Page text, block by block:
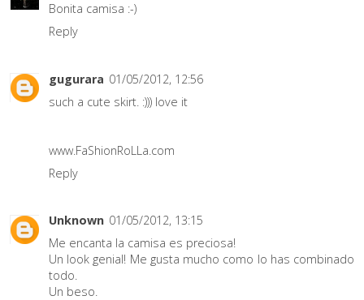
Bonita camisa :-)
Reply
gugurara 01/05/2012, 12:56
such a cute skirt. :))) love it
www.FaShionRoLLa.com
Reply
Unknown 01/05/2012, 13:15
Me encanta la camisa es preciosa!
Un look genial! Me gusta mucho como lo has combinado
todo.
Un beso.